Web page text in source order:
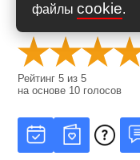
файлы cookie.
Оценить рецепт
Рейтинг5 из5
на основе 10 голосов